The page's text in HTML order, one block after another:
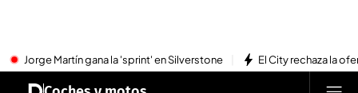
Jorge Martín gana la 'sprint' en Silverstone El City rechaza la